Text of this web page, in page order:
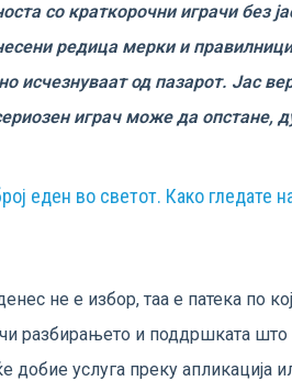
со краткорочни играчи без
редица мерки и
исчезнуваат од пазарот. Јас
играч може да опстане,
еден во светот. Како гледате
не е избор, таа е патека по
разбирањето и поддршката што
добие услуга преку апликација